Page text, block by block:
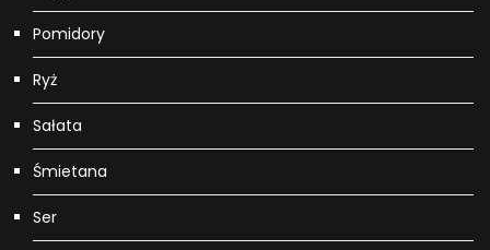
Pomidory
Ryż
Sałata
Śmietana
Ser